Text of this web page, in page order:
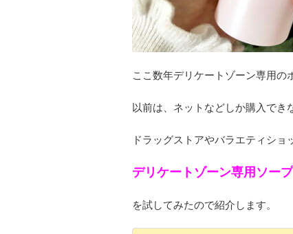
ここ数年デリケートゾーン専用の
以前は、ネットなどしか購入でき
ドラッグストアやバラエティショ
デリケートゾーン専用ソー
を試してみたので紹介します。